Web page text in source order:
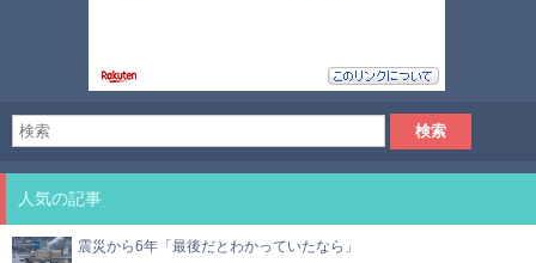
人気の記事
震災から6年「最後だとわかっていたなら」